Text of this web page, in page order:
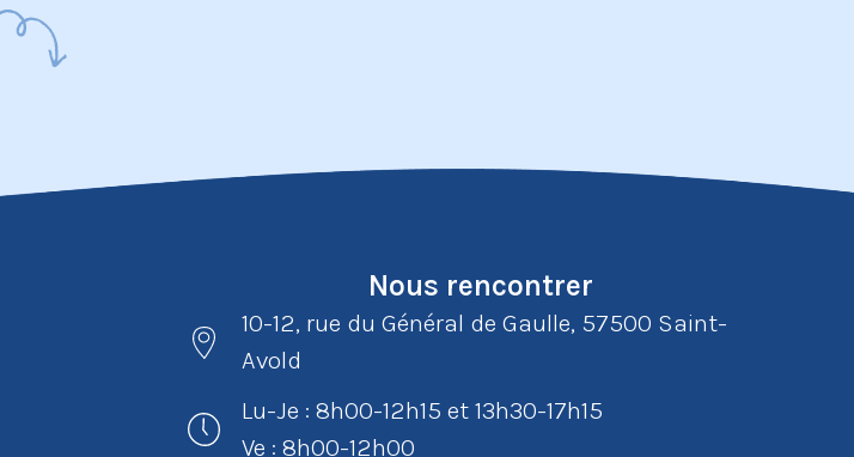
Nous rencontrer
10-12, rue du Général de Gaulle, 57500 Saint-
Avold
Lu-Je : 8h00-12h15 et 13h30-17h15
Ve : 8h00-12h00